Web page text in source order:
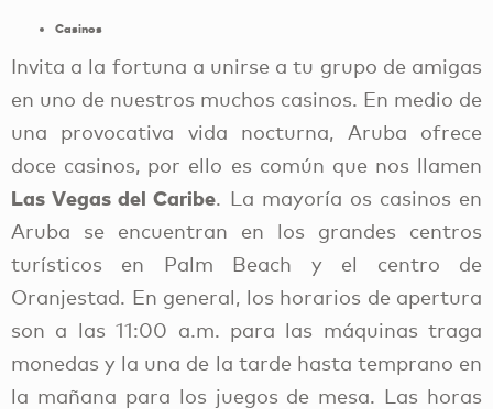
Casinos
Invita a la fortuna a unirse a tu grupo de amigas
en uno de nuestros muchos casinos. En medio de
una provocativa vida nocturna, Aruba ofrece
doce casinos, por ello es común que nos llamen
Las Vegas del Caribe. La mayoría os casinos en
Aruba se encuentran en los grandes centros
turísticos en Palm Beach y el centro de
Oranjestad. En general, los horarios de apertura
son a las 11:00 a.m. para las máquinas traga
monedas y la una de la tarde hasta temprano en
la mañana para los juegos de mesa. Las horas